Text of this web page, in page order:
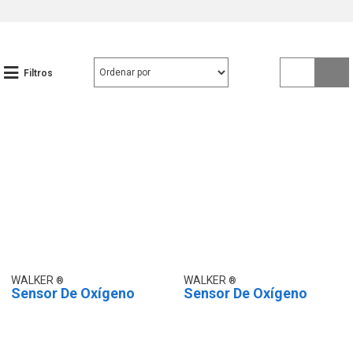
Filtros
WALKER
Sensor De Oxígeno
WALKER
Sensor De Oxígeno